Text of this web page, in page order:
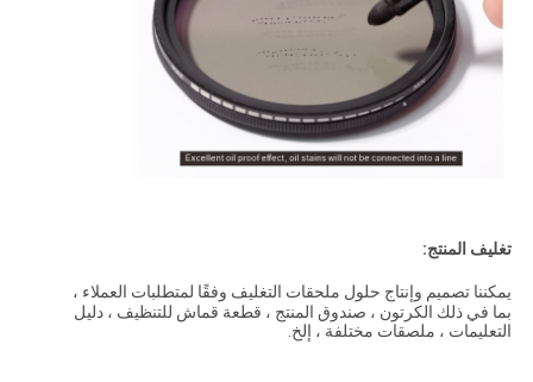
تغليف المنتج:
يمكننا تصميم وإنتاج حلول ملحقات التغليف وفقًا لمتطلبات العملاء ،
بما في ذلك الكرتون ، صندوق المنتج ، قطعة قماش للتنظيف ، دليل
التعليمات ، ملصقات مختلفة ، إلخ.